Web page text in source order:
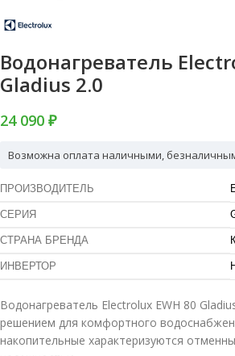
Водонагреватель
Gladius 2.0
24 090 ₽
Возможна оплата наличными,
ПРОИЗВОДИТЕЛЬ
СЕРИЯ
СТРАНА БРЕНДА
ИНВЕРТОР
Водонагреватель Electrolux EWH 80
решением для комфортного
накопительные характеризуются